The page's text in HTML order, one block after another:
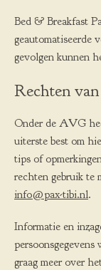
Bed & Breakfast
geautomatiseerde
gevolgen kunnen
Rechten
Onder de AVG
uiterste best om
tips of
rechten gebruik te
info@pax-tibi.nl.
Informatie en
graag meer over